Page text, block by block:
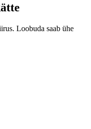
Loobuda saab ühe